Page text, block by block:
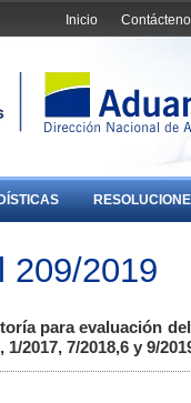
Inicio
209/2019
para evaluación
2017, 7/2018,6 y 9/